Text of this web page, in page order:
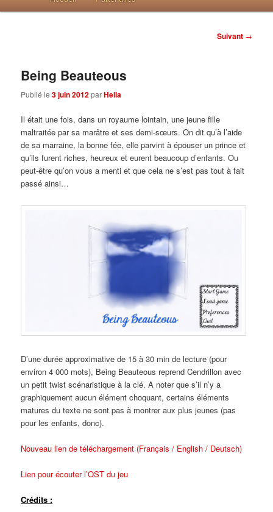
Post navigation
Suivant →
Being Beauteous
Publié le3 juin 2012parHelia
Il était une fois, dans un royaume lointain, une jeune fille
maltraitée par sa marâtre et ses demi-sœurs. On dit qu’à l’aide
de sa marraine, la bonne fée, elle parvint à épouser un prince et
qu’ils furent riches, heureux et eurent beaucoup d’enfants. Ou
peut-être qu’on vous a menti et que cela ne s’est pas tout à fait
passé ainsi…
D’une durée approximative de 15 à 30 min de lecture (pour
environ 4 000 mots), Being Beauteous reprend Cendrillon avec
un petit twist scénaristique à la clé. A noter que s’il n’y a
graphiquement aucun élément choquant, certains éléments
matures du texte ne sont pas à montrer aux plus jeunes (pas
pour les enfants, donc).
Nouveau lien de téléchargement (Français / English / Deutsch)
Lien pour écouter l’OST du jeu
Crédits :